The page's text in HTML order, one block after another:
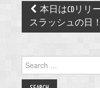
Post
navigation
本日はCDリリ
スラッシュの日！
Search
for: